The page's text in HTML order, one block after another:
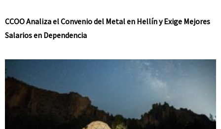
CCOO Analiza el Convenio del Metal en Hellín y Exige Mejores
Salarios en Dependencia